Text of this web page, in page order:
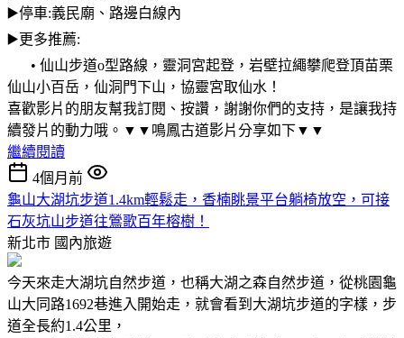
▶️停車:義民廟、路邊白線內
▶️更多推薦:
• 仙山步道o型路線，靈洞宮起登，岩壁拉繩攀爬登頂苗栗
仙山小百岳，仙洞門下山，協靈宮取仙水！
喜歡影片的朋友幫我訂閱、按讚，謝謝你們的支持，是讓我持
續發片的動力哦。▼▼鳴鳳古道影片分享如下▼▼
繼續閱讀
4個月前
龜山大湖坑步道1.4km輕鬆走，香楠眺景平台躺椅放空，可接
石灰坑山步道往鶯歌百年榕樹！
新北市 國內旅遊
今天來走大湖坑自然步道，也稱大湖之森自然步道，從桃園龜
山大同路1692巷進入開始走，就會看到大湖坑步道的字樣，步
道全長約1.4公里，